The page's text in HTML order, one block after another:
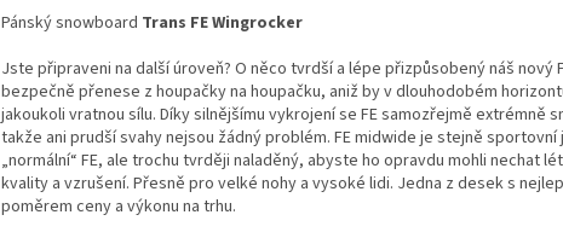
Pánský snowboard Trans FE Wingrocker
Jste připraveni na další úroveň? O něco tvrdší a lépe přizpůsobený náš nový
bezpečně přenese z houpačky na houpačku, aniž by v dlouhodobém
jakoukoli vratnou sílu. Díky silnějšímu vykrojení se FE samozřejmě extrémně
takže ani prudší svahy nejsou žádný problém. FE midwide je stejně sportovní
„normální“ FE, ale trochu tvrději naladěný, abyste ho opravdu mohli nechat
kvality a vzrušení. Přesně pro velké nohy a vysoké lidi. Jedna z desek s
poměrem ceny a výkonu na trhu.